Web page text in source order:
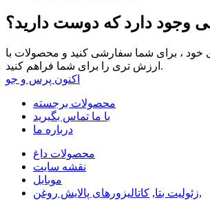
وجود دارد که دوست دارید؟
خود ، برای شما سفارشی کنید و محصولات با
ارزش تری را برای شما فراهم کنید.
اکنون پرس و جو
محصولات برجسته
با ما تماس بگیرید
درباره ما
محصولات داغ
نقشه سایت
موبایل
زئولیت بتا, کاتالیزورهای پالایش روغن ,